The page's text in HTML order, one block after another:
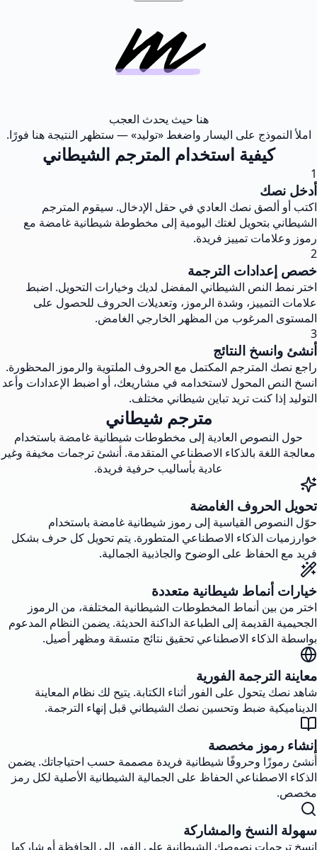
هنا حيث يحدث العجب
املأ النموذج على اليسار واضغط «توليد» — ستظهر النتيجة هنا فورًا.
كيفية استخدام المترجم الشيطاني
1
أدخل نصك
اكتب أو ألصق نصك العادي في حقل الإدخال. سيقوم المترجم
الشيطاني بتحويل لغتك اليومية إلى مخطوطة شيطانية غامضة مع
رموز وعلامات تمييز فريدة.
2
خصص إعدادات الترجمة
اختر نمط النص الشيطاني المفضل لديك وخيارات التحويل. اضبط
علامات التمييز، وشدة الرموز، وتعديلات الحروف للحصول على
المستوى المرغوب من المظهر الخارجي الغامض.
3
أنشئ وانسخ النتائج
راجع نصك المترجم المكتمل مع الحروف الملتوية والرموز المحظورة.
انسخ النص المحول لاستخدامه في مشاريعك، أو اضبط الإعدادات وأعد
التوليد إذا كنت تريد تباين شيطاني مختلف.
مترجم شيطاني
حول النصوص العادية إلى مخطوطات شيطانية غامضة باستخدام
معالجة اللغة بالذكاء الاصطناعي المتقدمة. أنشئ ترجمات مخيفة وغير
عادية بأساليب حرفية فريدة.
تحويل الحروف الغامضة
حوّل النصوص القياسية إلى رموز شيطانية غامضة باستخدام
خوارزميات الذكاء الاصطناعي المتطورة. يتم تحويل كل حرف بشكل
فريد مع الحفاظ على الوضوح والجاذبية الجمالية.
خيارات أنماط شيطانية متعددة
اختر من بين أنماط المخطوطات الشيطانية المختلفة، من الرموز
الجحيمية القديمة إلى الطباعة الداكنة الحديثة. يضمن النظام المدعوم
بواسطة الذكاء الاصطناعي تحقيق نتائج متسقة ومظهر أصيل.
معاينة الترجمة الفورية
شاهد نصك يتحول على الفور أثناء الكتابة. يتيح لك نظام المعاينة
الديناميكية ضبط وتحسين نصك الشيطاني قبل إنهاء الترجمة.
إنشاء رموز مخصصة
أنشئ رموزًا وحروفًا شيطانية فريدة مصممة حسب احتياجاتك. يضمن
الذكاء الاصطناعي الحفاظ على الجمالية الشيطانية الأصلية لكل رمز
مخصص.
سهولة النسخ والمشاركة
انسخ ترجمات نصوصك الشيطانية على الفور إلى الحافظة أو شاركها